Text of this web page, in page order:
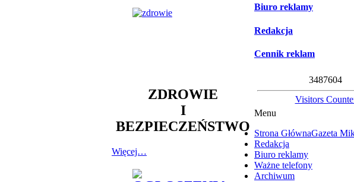
ZDROWIE
I
BEZPIECZEŃSTWO
Więcej…
Biuro reklamy
Redakcja
Cennik reklam
3487604
Visitors
Menu
Strona GłównaGazeta
Redakcja
Biuro reklamy
Ważne telefony
Archiwum